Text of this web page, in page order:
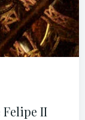
Felipe II